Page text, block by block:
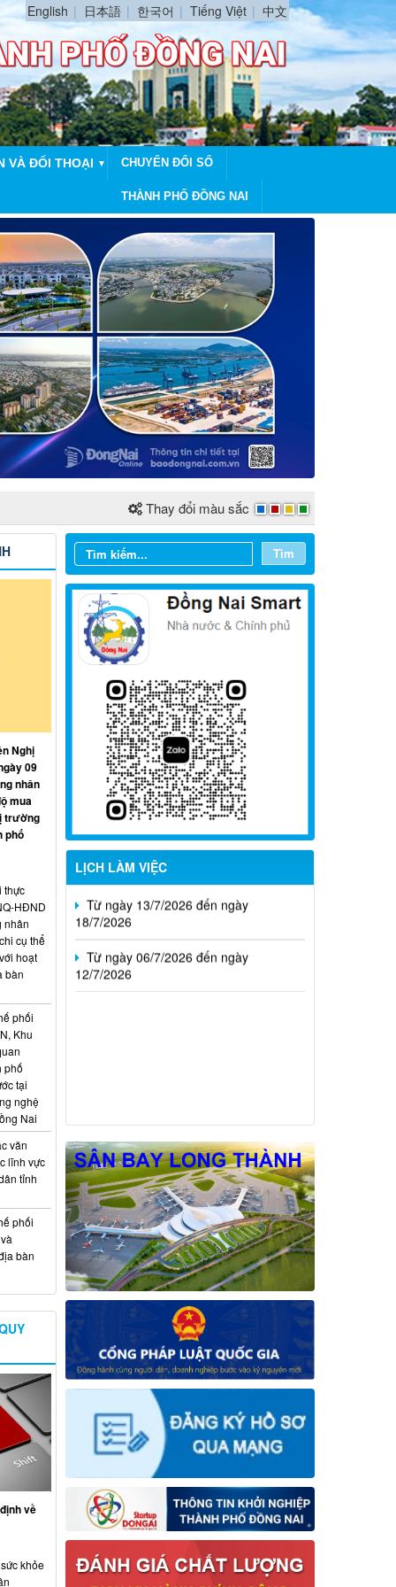
English 日本語 한국어 Tiếng Việt 中文
VÀ ĐỐI THOẠI ▼ CHUYỂN ĐỔI SỐ
THÀNH PHỐ ĐỒNG NAI
Thay đổi màu sắc
Tìm
LỊCH LÀM VIỆC
Từ ngày 03/8/2026 đến ngày
09/8/2026
Từ ngày 27/7/2026 đến ngày
02/8/2026
Từ ngày 20/7/2026 đến ngày
26/7/2026
Từ ngày 13/7/2026 đến ngày
18/7/2026
Từ ngày 06/7/2026 đến ngày
12/7/2026
Nghị
09
nhân
mua
trường
phố
thực
HĐND
nhân
cụ thể
hoạt
bàn
phối
Khu
phố
tại
nghệ
Nai
văn
lĩnh vực
tỉnh
phối
bàn
về
khỏe